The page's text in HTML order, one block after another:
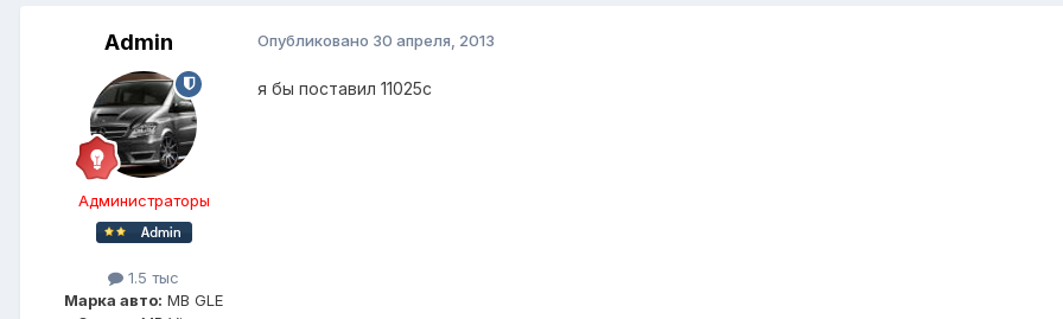
Admin
Администраторы
1.5 тыс
Марка авто: MB GLE
Опубликовано 30 апреля, 2013
я бы поставил 11025с